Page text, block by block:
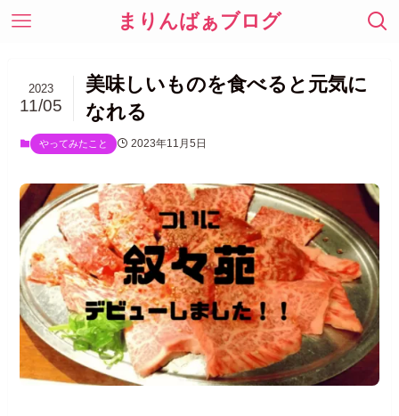
まりんばぁブログ
美味しいものを食べると元気に
なれる
2023
11/05
やってみたこと 2023年11月5日